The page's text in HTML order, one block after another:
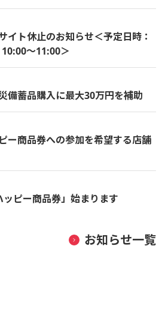
イト休止のお知らせ＜予定日時：
～11:00＞
備蓄品購入に最大30万円を補助
ー商品券への参加を希望する店舗
ピー商品券」始まります
お知らせ一覧